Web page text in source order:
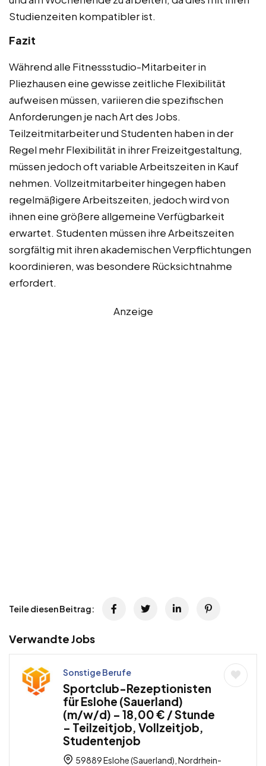
Studienzeiten kompatibler ist.
Fazit
Während alle Fitnessstudio-Mitarbeiter in
Pliezhausen eine gewisse zeitliche Flexibilität
aufweisen müssen, variieren die spezifischen
Anforderungen je nach Art des Jobs.
Teilzeitmitarbeiter und Studenten haben in der
Regel mehr Flexibilität in ihrer Freizeitgestaltung,
müssen jedoch oft variable Arbeitszeiten in Kauf
nehmen. Vollzeitmitarbeiter hingegen haben
regelmäßigere Arbeitszeiten, jedoch wird von
ihnen eine größere allgemeine Verfügbarkeit
erwartet. Studenten müssen ihre Arbeitszeiten
sorgfältig mit ihren akademischen Verpflichtungen
koordinieren, was besondere Rücksichtnahme
erfordert.
Anzeige
Teile diesen Beitrag:
Verwandte Jobs
Sonstige Berufe
Sportclub-Rezeptionisten
für Eslohe (Sauerland)
(m/w/d) – 18,00 € / Stunde
– Teilzeitjob, Vollzeitjob,
Studentenjob
59889 Eslohe (Sauerland), Nordrhein-